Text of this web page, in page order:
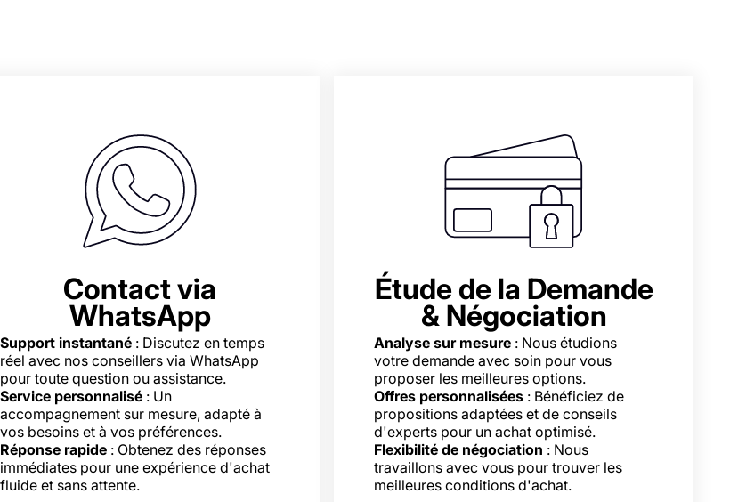
Contact via
WhatsApp
Support instantané : Discutez en temps
réel avec nos conseillers via WhatsApp
pour toute question ou assistance.
Service personnalisé : Un
accompagnement sur mesure, adapté à
vos besoins et à vos préférences.
Réponse rapide : Obtenez des réponses
immédiates pour une expérience d'achat
fluide et sans attente.
Étude de la Demande
& Négociation
Analyse sur mesure : Nous étudions
votre demande avec soin pour vous
proposer les meilleures options.
Offres personnalisées : Bénéficiez de
propositions adaptées et de conseils
d'experts pour un achat optimisé.
Flexibilité de négociation : Nous
travaillons avec vous pour trouver les
meilleures conditions d'achat.